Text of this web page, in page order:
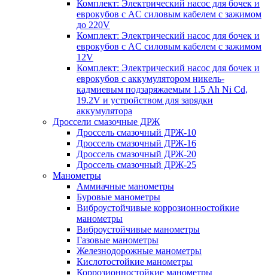
Комплект: Электрический насос для бочек и
еврокубов с AC силовым кабелем с зажимом
до 220V
Комплект: Электрический насос для бочек и
еврокубов с AC силовым кабелем с зажимом
12V
Комплект: Электрический насос для бочек и
еврокубов с аккумулятором никель-
кадмиевым подзаряжаемым 1.5 Ah Ni Cd,
19.2V и устройством для зарядки
аккумулятора
Дроссели смазочные ДРЖ
Дроссель смазочный ДРЖ-10
Дроссель смазочный ДРЖ-16
Дроссель смазочный ДРЖ-20
Дроссель смазочный ДРЖ-25
Манометры
Аммиачные манометры
Буровые манометры
Виброустойчивые коррозионностойкие
манометры
Виброустойчивые манометры
Газовые манометры
Железнодорожные манометры
Кислотостойкие манометры
Коррозионностойкие манометры